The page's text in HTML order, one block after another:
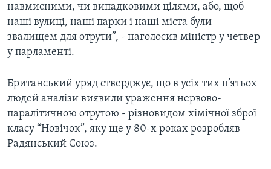
навмисними, чи випадковими цілями, або, щоб
наші вулиці, наші парки і наші міста були
звалищем для отрути”, - наголосив міністр у четвер
у парламенті.
Британський уряд стверджує, що в усіх тих п’ятьох
людей аналізи виявили ураження нервово-
паралітичною отрутою - різновидом хімічної зброї
класу “Новічок”, яку ще у 80-х роках розробляв
Радянський Союз.